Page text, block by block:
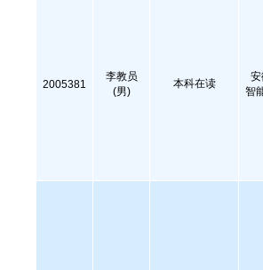
2005381
李教员
(男)
本科在读
智